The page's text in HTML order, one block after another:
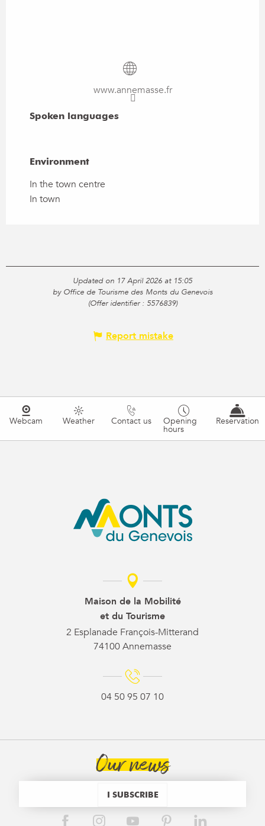
www.annemasse.fr
Spoken languages
Spoken languages
Environment
Environment
In the town centre
In town
Updated on 17 April 2026 at 15:05
by Office de Tourisme des Monts du Genevois
(Offer identifier : 5576839)
Report mistake
Webcam Weather Contact us Opening
hours
Reservation
Maison de la Mobilité
et du Tourisme
2 Esplanade François-Mitterand
74100 Annemasse
04 50 95 07 10
Our news
I SUBSCRIBE